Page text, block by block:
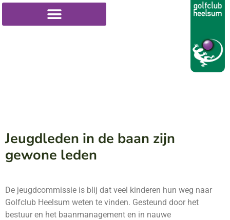
Jeugdleden in de baan zijn
gewone leden
De jeugdcommissie is blij dat veel kinderen hun weg naar
Golfclub Heelsum weten te vinden. Gesteund door het
bestuur en het baanmanagement en in nauwe